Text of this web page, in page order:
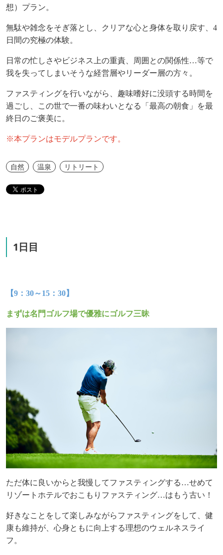
想）プラン。
無駄や雑念をそぎ落とし、クリアな心と身体を取り戻す、 4
日間の究極の体験。
日常の忙しさやビジネス上の重責、周囲との関係性…等で
我を失ってしまいそうな経営層やリーダー層の方々。
ファスティングを行いながら、趣味嗜好に没頭する時間を
過ごし、この世で一番の味わいとなる「最高の朝食」を最
終日のご褒美に。
※本プランはモデルプランです。
自然 温泉 リトリート
1日目
【9 ： 30～15 ： 30】
まずは名門ゴルフ場で優雅にゴルフ三昧
ただ体に良いからと我慢してファスティングする…せめて
リゾートホテルでおこもりファスティング…はもう古い！
好きなことをして楽しみながらファスティングをして、健
康も維持が、心身ともに向上する理想のウェルネスライ
フ。